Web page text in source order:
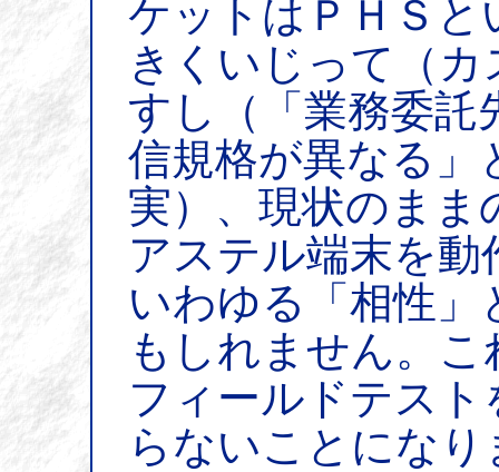
ケットはＰＨＳと
きくいじって（
すし（「業務委託
信規格が異なる」
実）、現状のまま
アステル端末を
いわゆる「相性
もしれません。
フィールドテス
らないことにな